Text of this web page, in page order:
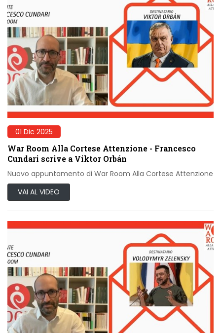
01 Dic 2025
War Room Alla Cortese Attenzione - Francesco
Cundari scrive a Viktor Orbán
Nuovo appuntamento di War Room Alla Cortese Attenzione
VAI AL VIDEO